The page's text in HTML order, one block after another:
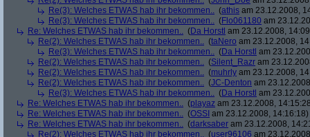
Re(3): Welches ETWAS hab ihr bekommen.. (athis am 23.12.2008,
Re(3): Welches ETWAS hab ihr bekommen.. (Flo061180 am
Re: Welches ETWAS hab ihr bekommen.. (Da Horstl am 23.12.2008,
Re(2): Welches ETWAS hab ihr bekommen.. (taNero am 23.12.2008,
Re(3): Welches ETWAS hab ihr bekommen.. (Da Horstl am
Re(2): Welches ETWAS hab ihr bekommen.. (Silent_Razr am
Re(2): Welches ETWAS hab ihr bekommen.. (muhrly am 23.12.2008,
Re(2): Welches ETWAS hab ihr bekommen.. (JC-Denton am
Re(3): Welches ETWAS hab ihr bekommen.. (Da Horstl am
Re: Welches ETWAS hab ihr bekommen.. (playaz am 23.12.2008,
Re: Welches ETWAS hab ihr bekommen.. (OSSI am 23.12.2008, 14:16:18)
Re: Welches ETWAS hab ihr bekommen.. (darksaber am 23.12.2008,
Re(2): Welches ETWAS hab ihr bekommen.. (user96106 am